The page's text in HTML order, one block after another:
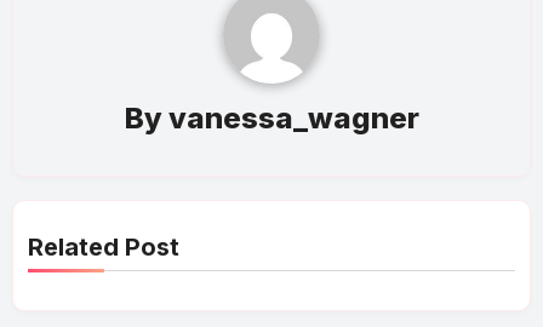
Byvanessa_wagner
Related Post